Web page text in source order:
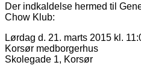
Der indkaldelse hermed til
Chow Klub:
Lørdag d. 21. marts 2015 kl.
Korsør medborgerhus
Skolegade 1, Korsør